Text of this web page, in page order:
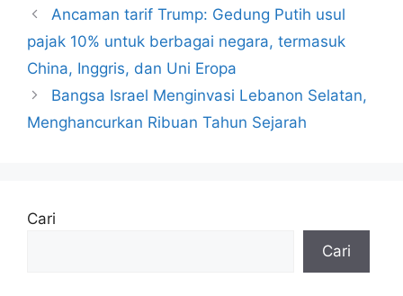
Ancaman tarif Trump: Gedung Putih usul
pajak 10% untuk berbagai negara, termasuk
China, Inggris, dan Uni Eropa
Bangsa Israel Menginvasi Lebanon Selatan,
Menghancurkan Ribuan Tahun Sejarah
Cari
Cari